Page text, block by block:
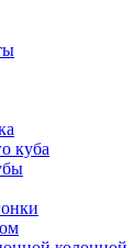
куба